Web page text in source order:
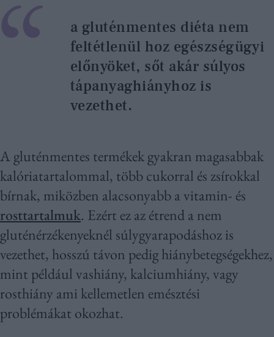
a gluténmentes diéta nem
feltétlenül hoz egészségügyi
előnyöket, sőt akár súlyos
tápanyaghiányhoz is
vezethet.
A gluténmentes termékek gyakran magasabbak
kalóriatartalommal, több cukorral és zsírokkal
bírnak, miközben alacsonyabb a vitamin- és
rosttartalmuk. Ezért ez az étrend a nem
gluténérzékenyeknél súlygyarapodáshoz is
vezethet, hosszú távon pedig hiánybetegségekhez,
mint például vashiány, kalciumhiány, vagy
rosthiány ami kellemetlen emésztési
problémákat okozhat.